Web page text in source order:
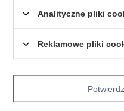
Analityczne pliki
Reklamowe pliki